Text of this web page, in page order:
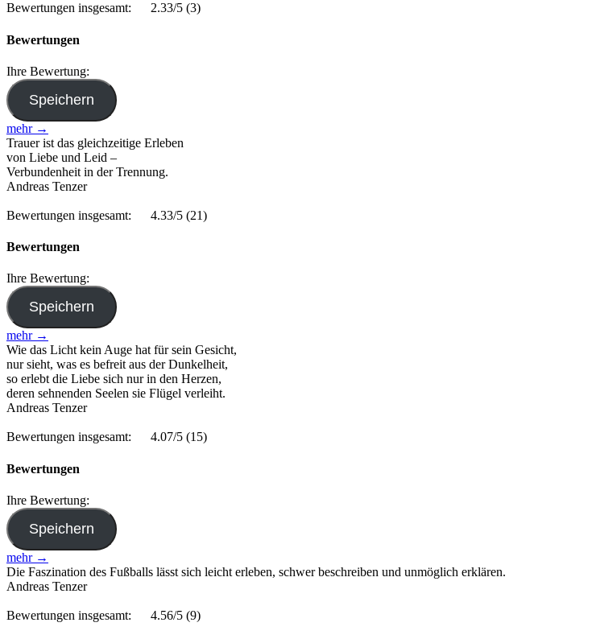
Bewertungen insgesamt: 2.33/5 (3)
Bewertungen
Ihre Bewertung:
mehr →
Trauer ist das gleichzeitige Erleben
von Liebe und Leid –
Verbundenheit in der Trennung.
Andreas Tenzer
Bewertungen insgesamt: 4.33/5 (21)
Bewertungen
Ihre Bewertung:
mehr →
Wie das Licht kein Auge hat für sein Gesicht,
nur sieht, was es befreit aus der Dunkelheit,
so erlebt die Liebe sich nur in den Herzen,
deren sehnenden Seelen sie Flügel verleiht.
Andreas Tenzer
Bewertungen insgesamt: 4.07/5 (15)
Bewertungen
Ihre Bewertung:
mehr →
Die Faszination des Fußballs lässt sich leicht erleben, schwer beschreiben und unmöglich erklären.
Andreas Tenzer
Bewertungen insgesamt: 4.56/5 (9)